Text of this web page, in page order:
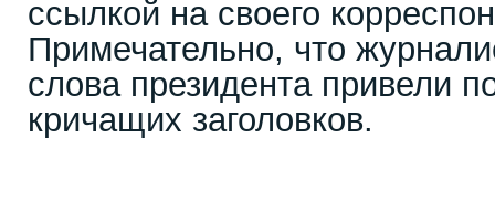
ссылкой на своего
Примечательно, что
слова президента привели
кричащих заголовков.